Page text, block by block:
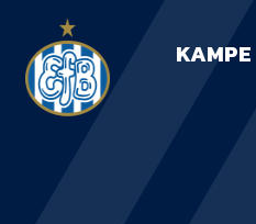
KAMPE